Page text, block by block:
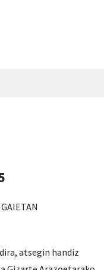
atsegin handiz